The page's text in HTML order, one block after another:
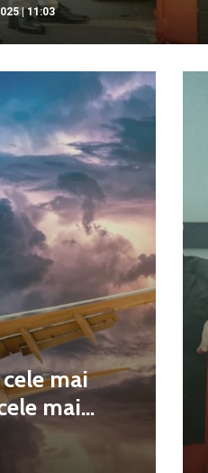
| 11:03
mai
mai...